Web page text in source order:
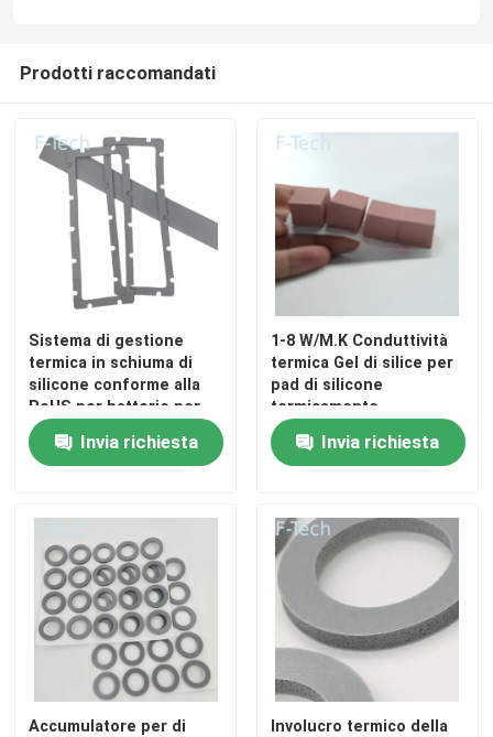
Prodotti
Video
Spettacolo VR
Su di noi
Visita alla fabbrica
Controllo della qualità
Contattaci
Notizie
Casi
Prodotti raccomandati
Sistema di gestione
termica in schiuma di
silicone conforme alla
RoHS per batterie per
veicoli elettrici
Invia richiesta
1-8 W/M.K Conduttività
termica Gel di silice per
pad di silicone
termicamente
conduttivo
Invia richiesta
Accumulatore per di
Involucro termico della